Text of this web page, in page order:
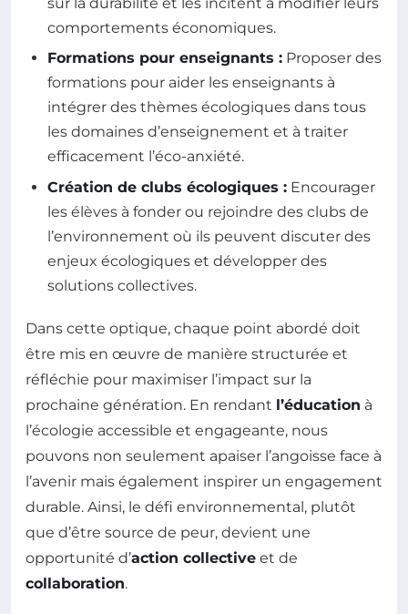
comportements économiques.
Formations pour enseignants : Proposer des
formations pour aider les enseignants à
intégrer des thèmes écologiques dans tous
les domaines d’enseignement et à traiter
efficacement l’éco-anxiété.
Création de clubs écologiques : Encourager
les élèves à fonder ou rejoindre des clubs de
l’environnement où ils peuvent discuter des
enjeux écologiques et développer des
solutions collectives.
Dans cette optique, chaque point abordé doit
être mis en œuvre de manière structurée et
réfléchie pour maximiser l’impact sur la
prochaine génération. En rendant l’éducation à
l’écologie accessible et engageante, nous
pouvons non seulement apaiser l’angoisse face à
l’avenir mais également inspirer un engagement
durable. Ainsi, le défi environnemental, plutôt
que d’être source de peur, devient une
opportunité d’action collective et de
collaboration.